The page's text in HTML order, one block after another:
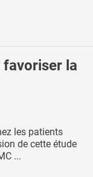
favoriser la
les patients
de cette étude
...